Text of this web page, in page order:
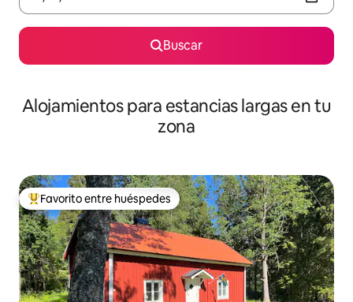
Buscar
Alojamientos para estancias largas en tu
zona
De los mejores en Favorito entre huéspedes
Favorito entre huéspedes